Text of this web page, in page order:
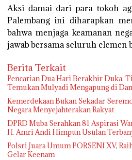
Aksi damai dari para tokoh
Palembang ini diharapkan
bahwa menjaga keamanan
jawab bersama seluruh elemen
Berita Terkait
Pencarian Dua Hari Berakhir Duka,
Temukan Mulyadi Mengapung di
Kemerdekaan Bukan Sekadar
Negara Menyejahterakan Rakyat
DPRD Muba Serahkan 81 Aspirasi
H. Amri Andi Himpun Usulan
Polsri Juara Umum PORSENI XV,
Gelar Keenam